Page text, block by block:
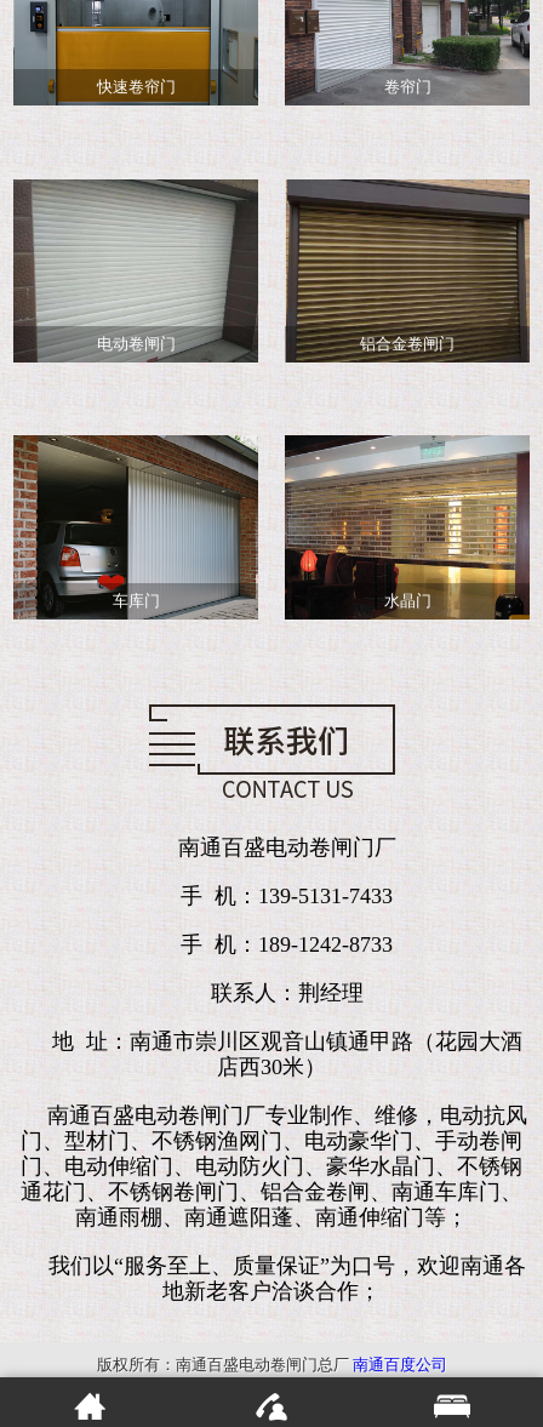
快速卷帘门 卷帘门
电动卷闸门 铝合金卷闸门
车库门 水晶门
南通百盛电动卷闸门厂
手 机：139-5131-7433
手 机：189-1242-8733
联系人：荆经理
地 址：南通市崇川区观音山镇通甲路（花园大酒
店西30米）
南通百盛电动卷闸门厂专业制作、维修，电动抗风
门、型材门、不锈钢渔网门、电动豪华门、手动卷闸
门、电动伸缩门、电动防火门、豪华水晶门、不锈钢
通花门、不锈钢卷闸门、铝合金卷闸、南通车库门、
南通雨棚、南通遮阳蓬、南通伸缩门等；
我们以“服务至上、质量保证”为口号，欢迎南通各
地新老客户洽谈合作；
版权所有：南通百盛电动卷闸门总厂 南通百度公司